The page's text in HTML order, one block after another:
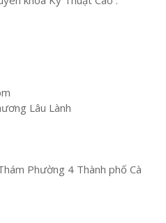
Lâu Lành
Phường 4 Thành phố Cà